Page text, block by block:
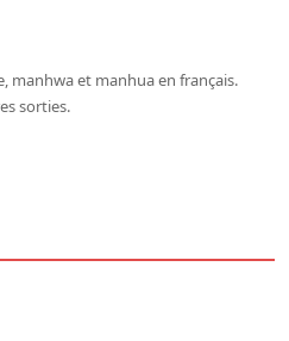
manhwa et manhua en français.
sorties.